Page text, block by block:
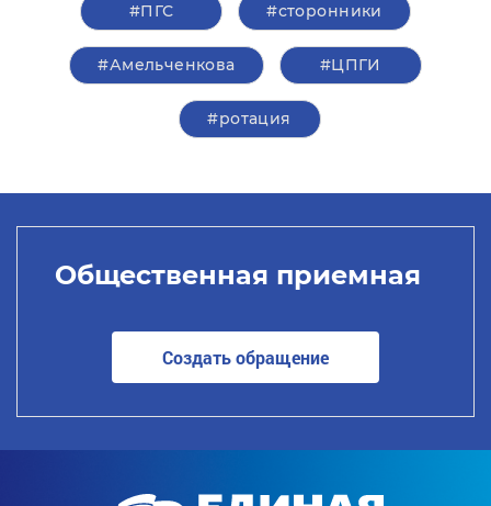
#ПГС #сторонники
#Амельченкова #ЦПГИ
#ротация
Общественная приемная
Создать обращение